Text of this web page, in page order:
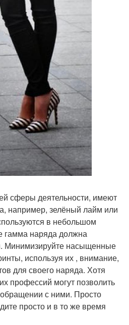
сферы деятельности, имеют
например, зелёный лайм или
в небольшом
гамма наряда должна
Минимизируйте насыщенные
используя их , внимание,
для своего наряда. Хотя
профессий могут позволить
с ними. Просто
просто и в то же время